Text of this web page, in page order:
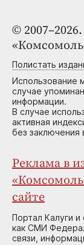
©
Полистать
Использование
случае
информации.
В случае
активная
без заключения
Реклама в
сайте
Портал Калуги
как СМИ
связи,